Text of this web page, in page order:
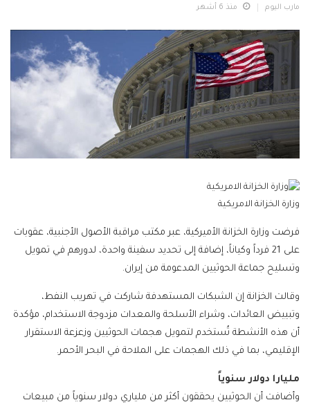
مارب اليوم منذ 6 أشهر
وزارة الخزانة الامريكية
فرضت وزارة الخزانة الأميركية، عبر مكتب مراقبة الأصول الأجنبية، عقوبات
على 21 فرداً وكياناً، إضافة إلى تحديد سفينة واحدة، لدورهم في تمويل
وتسليح جماعة الحوثيين المدعومة من إيران.
وقالت الخزانة إن الشبكات المستهدفة شاركت في تهريب النفط،
وتبييض العائدات، وشراء الأسلحة والمعدات مزدوجة الاستخدام، مؤكدة
أن هذه الأنشطة تُستخدم لتمويل هجمات الحوثيين وزعزعة الاستقرار
الإقليمي، بما في ذلك الهجمات على الملاحة في البحر الأحمر.
مليارا دولار سنوياً
وأضافت أن الحوثيين يحققون أكثر من ملياري دولار سنوياً من مبيعات